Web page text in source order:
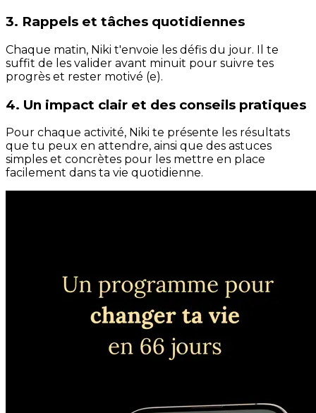
3. Rappels et tâches quotidiennes
Chaque matin, Niki t'envoie les défis du jour. Il te
suffit de les valider avant minuit pour suivre tes
progrès et rester motivé (e).
4. Un impact clair et des conseils pratiques
Pour chaque activité, Niki te présente les résultats
que tu peux en attendre, ainsi que des astuces
simples et concrètes pour les mettre en place
facilement dans ta vie quotidienne.